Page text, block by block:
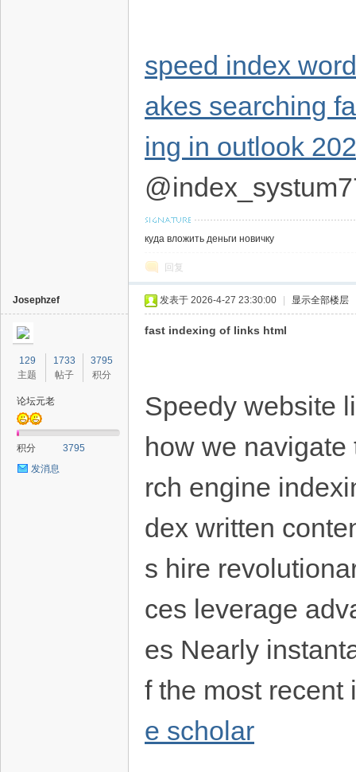
speed index
akes searching
ing in outlook
куда вложить деньги новичку
回复
Josephzef
129
主题
1733
帖子
3795
积分
论坛元老
积分
3795
发消息
发表于 2026-4-27 23:30:00 显示全部楼层
fast indexing of links html
Speedy website
how we
rch engine
dex written
s hire
ces leverage
es Nearly
f the most
e scholar